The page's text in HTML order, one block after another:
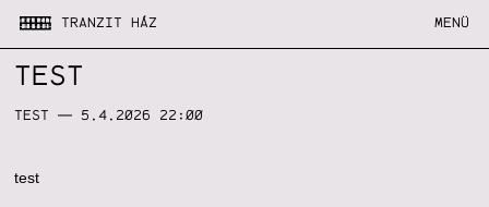
TRANZIT HÁZ MENÜ
TEST
TEST — 5.4.2026 22:00
test